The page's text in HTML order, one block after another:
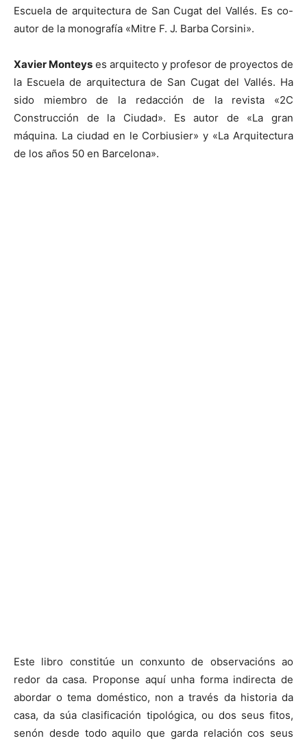
Escuela de arquitectura de San Cugat del Vallés. Es co-
autor de la monografía «Mitre F. J. Barba Corsini».
Xavier Monteys es arquitecto y profesor de proyectos de
la Escuela de arquitectura de San Cugat del Vallés. Ha
sido miembro de la redacción de la revista «2C
Construcción de la Ciudad». Es autor de «La gran
máquina. La ciudad en le Corbiusier» y «La Arquitectura
de los años 50 en Barcelona».
Este libro constitúe un conxunto de observacións ao
redor da casa. Proponse aquí unha forma indirecta de
abordar o tema doméstico, non a través da historia da
casa, da súa clasificación tipológica, ou dos seus fitos,
senón desde todo aquilo que garda relación cos seus